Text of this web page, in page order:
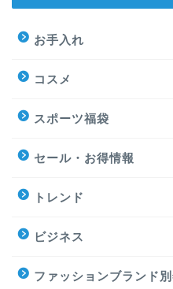
お手入れ
コスメ
スポーツ福袋
セール・お得情報
トレンド
ビジネス
ファッションブランド